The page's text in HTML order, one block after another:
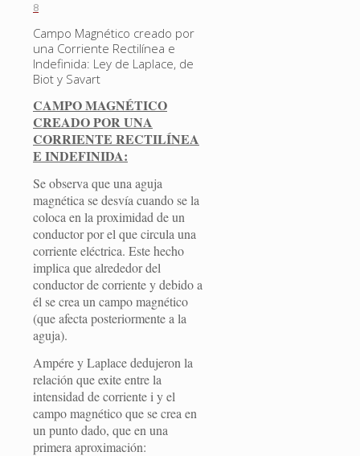
8
Campo Magnético creado por
una Corriente Rectilínea e
Indefinida: Ley de Laplace, de
Biot y Savart
CAMPO MAGNÉTICO
CREADO POR UNA
CORRIENTE RECTILÍNEA
E INDEFINIDA:
Se observa que una aguja
magnética se desvía cuando se la
coloca en la proximidad de un
conductor por el que circula una
corriente eléctrica. Este hecho
implica que alrededor del
conductor de corriente y debido a
él se crea un campo magnético
(que afecta posteriormente a la
aguja).
Ampére y Laplace dedujeron la
relación que exite entre la
intensidad de corriente i y el
campo magnético que se crea en
un punto dado, que en una
primera aproximación: